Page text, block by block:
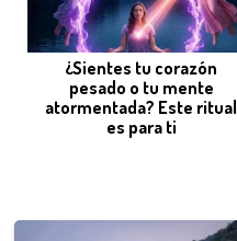
¿Sientes tu corazón
pesado o tu mente
atormentada? Este ritual
es para ti